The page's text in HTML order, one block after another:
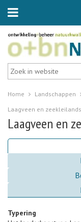
Home Landschappen
Laagveen en
Laagveen en
Typering